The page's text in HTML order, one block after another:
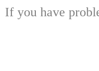
If you have